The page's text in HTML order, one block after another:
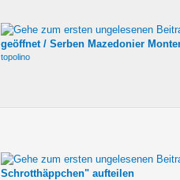
geöffnet / Serben Mazedonier
topolino
Schrotthäppchen" aufteilen